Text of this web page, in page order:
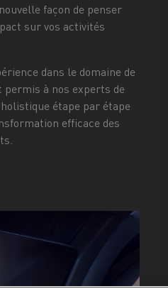
façon de penser
sur vos activités
dans le domaine de
à nos experts de
étape par étape
efficace des